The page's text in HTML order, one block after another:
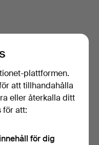
plattformen.
att tillhandahålla
eller återkalla ditt
för att:
för dig